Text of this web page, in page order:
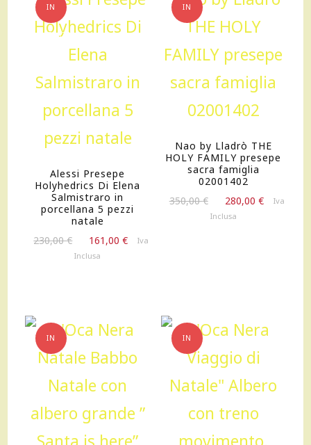
quantità
IN
OFFERTA!
Alessi Presepe
Holyhedrics Di Elena
Salmistraro in
porcellana 5 pezzi
natale
230,00€
prezzo
161,00€
IlIva
Inclusa
IN
OFFERTA!
Nao by Lladrò THE
HOLY FAMILY presepe
sacra famiglia
02001402
350,00€
prezzo
280,00 €
IlIva
Inclusa
IN
OFFERTA!
IN
OFFERTA!